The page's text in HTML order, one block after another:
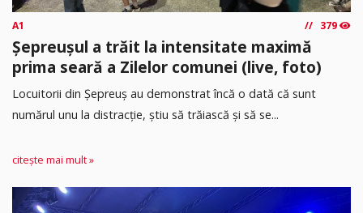
A1 379
Șepreușul a trăit la intensitate maximă
prima seară a Zilelor comunei (live, foto)
Locuitorii din Șepreuș au demonstrat încă o dată că sunt
numărul unu la distracție, știu să trăiască și să se...
citește mai mult »